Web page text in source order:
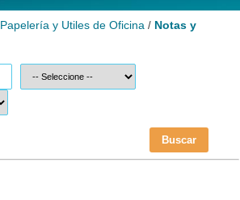
Papelería y Utiles de Oficina / Notas y
Buscar